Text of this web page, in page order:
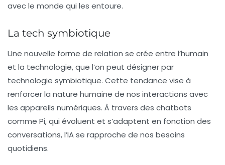
avec le monde qui les entoure.
La tech symbiotique
Une nouvelle forme de relation se crée entre l’humain
et la technologie, que l’on peut désigner par
technologie symbiotique. Cette tendance vise à
renforcer la nature humaine de nos interactions avec
les appareils numériques. À travers des chatbots
comme Pi, qui évoluent et s’adaptent en fonction des
conversations, l’IA se rapproche de nos besoins
quotidiens.